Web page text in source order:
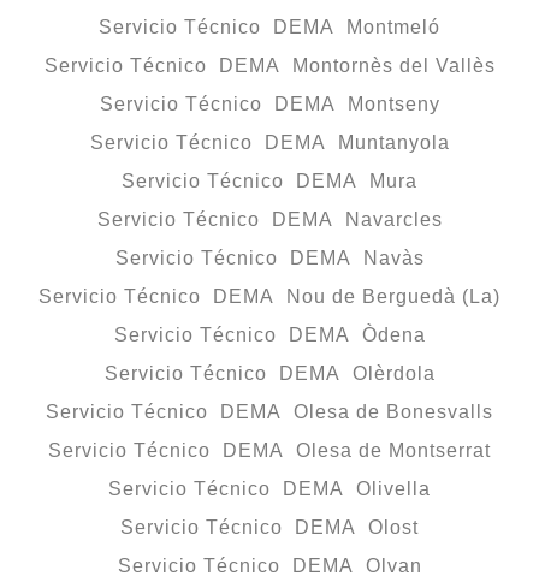
Servicio Técnico DEMA Montmeló
Servicio Técnico DEMA Montornès del Vallès
Servicio Técnico DEMA Montseny
Servicio Técnico DEMA Muntanyola
Servicio Técnico DEMA Mura
Servicio Técnico DEMA Navarcles
Servicio Técnico DEMA Navàs
Servicio Técnico DEMA Nou de Berguedà (La)
Servicio Técnico DEMA Òdena
Servicio Técnico DEMA Olèrdola
Servicio Técnico DEMA Olesa de Bonesvalls
Servicio Técnico DEMA Olesa de Montserrat
Servicio Técnico DEMA Olivella
Servicio Técnico DEMA Olost
Servicio Técnico DEMA Olvan